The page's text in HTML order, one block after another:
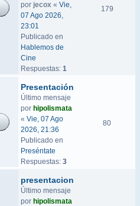
por jecox « Vie,
07 Ago 2026,
23:01
Publicado en
Hablemos de
Cine
Respuestas: 1
179
Presentación
Último mensaje
por hipolismata
« Vie, 07 Ago
2026, 21:36
Publicado en
Preséntate
Respuestas: 3
80
presentacion
Último mensaje
por hipolismata